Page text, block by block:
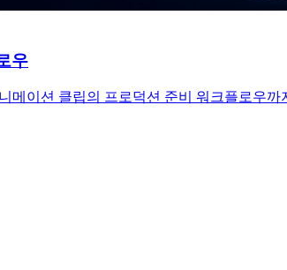
우
메이션 클립의 프로덕션 준비 워크플로우까